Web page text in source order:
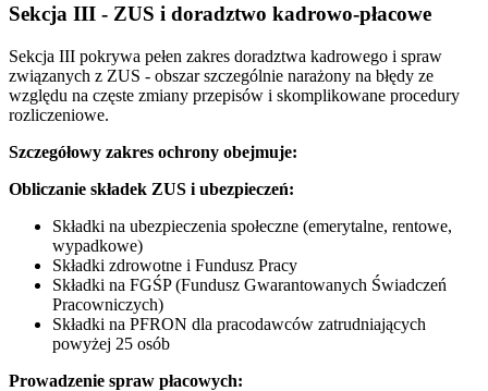
Sekcja III - ZUS i doradztwo kadrowo-płacowe
Sekcja III pokrywa pełen zakres doradztwa kadrowego i spraw
związanych z ZUS - obszar szczególnie narażony na błędy ze
względu na częste zmiany przepisów i skomplikowane procedury
rozliczeniowe.
Szczegółowy zakres ochrony obejmuje:
Obliczanie składek ZUS i ubezpieczeń:
Składki na ubezpieczenia społeczne (emerytalne, rentowe,
wypadkowe)
Składki zdrowotne i Fundusz Pracy
Składki na FGŚP (Fundusz Gwarantowanych Świadczeń
Pracowniczych)
Składki na PFRON dla pracodawców zatrudniających
powyżej 25 osób
Prowadzenie spraw płacowych: